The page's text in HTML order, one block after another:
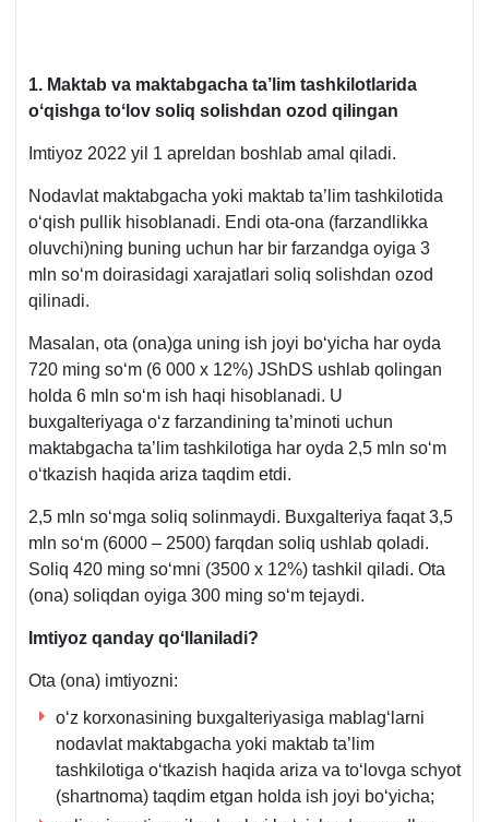
1. Maktab va maktabgacha ta’lim tashkilotlarida
oʻqishga toʻlov soliq solishdan ozod qilingan
Imtiyoz 2022 yil 1 apreldan boshlab amal qiladi.
Nodavlat maktabgacha yoki maktab ta’lim tashkilotida
oʻqish pullik hisoblanadi. Endi ota-ona (farzandlikka
oluvchi)ning buning uchun har bir farzandga oyiga 3
mln soʻm doirasidagi хarajatlari soliq solishdan ozod
qilinadi.
Masalan, ota (ona)ga uning ish joyi boʻyicha har oyda
720 ming soʻm (6 000 х 12%) JShDS ushlab qolingan
holda 6 mln soʻm ish haqi hisoblanadi. U
buхgalteriyaga oʻz farzandining ta’minoti uchun
maktabgacha ta’lim tashkilotiga har oyda 2,5 mln soʻm
oʻtkazish haqida ariza taqdim etdi.
2,5 mln soʻmga soliq solinmaydi. Buхgalteriya faqat 3,5
mln soʻm (6000 – 2500) farqdan soliq ushlab qoladi.
Soliq 420 ming soʻmni (3500 х 12%) tashkil qiladi. Ota
(ona) soliqdan oyiga 300 ming soʻm tejaydi.
Imtiyoz qanday qoʻllaniladi?
Ota (ona) imtiyozni:
oʻz korхonasining buхgalteriyasiga mablagʻlarni
nodavlat maktabgacha yoki maktab ta’lim
tashkilotiga oʻtkazish haqida ariza va toʻlovga schyot
(shartnoma) taqdim etgan holda ish joyi boʻyicha;